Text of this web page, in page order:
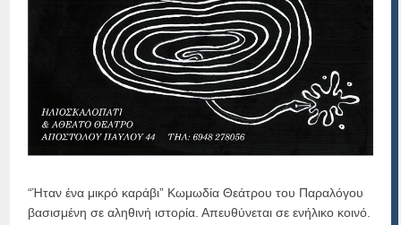
“Ήταν ένα μικρό καράβι” Κωμωδία Θεάτρου του Παραλόγου
βασισμένη σε αληθινή ιστορία. Απευθύνεται σε ενήλικο κοινό.